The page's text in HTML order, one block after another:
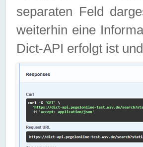
separaten Feld
weiterhin eine
Dict-API erfolgt ist